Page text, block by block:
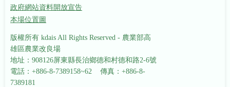
政府網站資料開放宣告
本場位置圖
版權所有 kdais All Rights Reserved - 農業部高
雄區農業改良場
地址：908126屏東縣長治鄉德和村德和路2-6號
電話：+886-8-7389158~62 傳真：+886-8-
7389181